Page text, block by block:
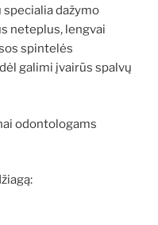
specialia dažymo
neteplus, lengvai
spintelės
galimi įvairūs spalvų
odontologams